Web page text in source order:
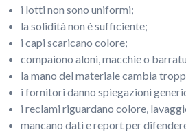
i lotti non sono uniformi;
la solidità non è sufficiente;
i capi scaricano colore;
compaiono aloni, macchie o
la mano del materiale cambia
i fornitori danno spiegazioni
i reclami riguardano colore,
mancano dati e report per